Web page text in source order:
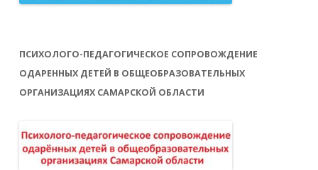
ПСИХОЛОГО-ПЕДАГОГИЧЕСКОЕ СОПРОВОЖДЕНИЕ
ОДАРЕННЫХ ДЕТЕЙ В ОБЩЕОБРАЗОВАТЕЛЬНЫХ
ОРГАНИЗАЦИЯХ САМАРСКОЙ ОБЛАСТИ